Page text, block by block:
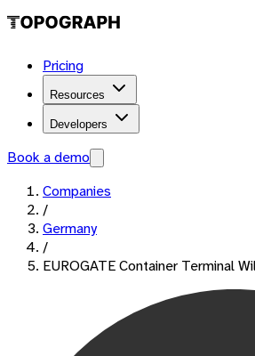
Pricing
Resources
Developers
Book a demo
Companies
/
Germany
/
EUROGATE Container Terminal